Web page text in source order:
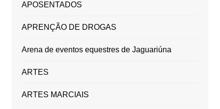
APOSENTADOS
APRENÇÃO DE DROGAS
Arena de eventos equestres de Jaguariúna
ARTES
ARTES MARCIAIS